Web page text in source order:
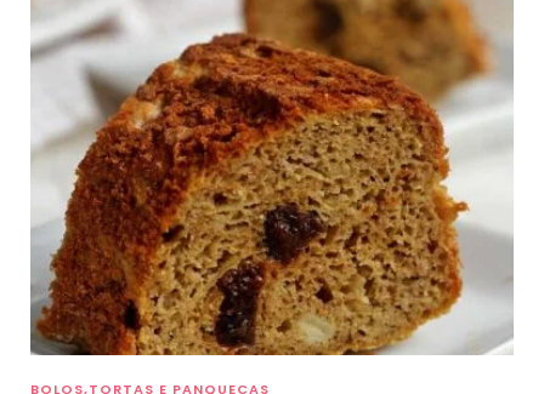
BOLOS,TORTAS E PANQUECAS